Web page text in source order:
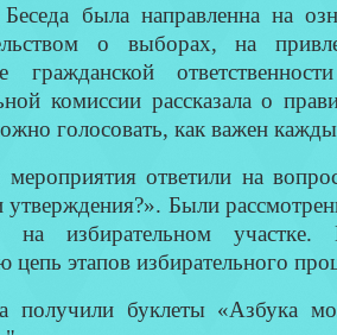
была направленна на
о выборах, на
гражданской
комиссии рассказала о
голосовать, как важен
мероприятия ответили на
Были
на избирательном
цепь этапов избирательного
получили буклеты «Азбука